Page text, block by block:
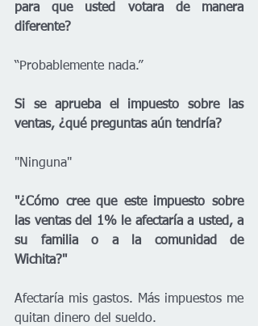
para que usted votara de manera
diferente?
“Probablemente nada.”
Si se aprueba el impuesto sobre las
ventas, ¿qué preguntas aún tendría?
"Ninguna"
"¿Cómo cree que este impuesto sobre
las ventas del 1% le afectaría a usted, a
su familia o a la comunidad de
Wichita?"
Afectaría mis gastos. Más impuestos me
quitan dinero del sueldo.